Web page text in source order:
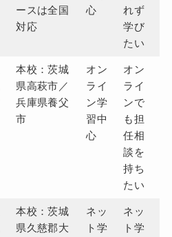
ースは全国
対応
心
れず
学び
たい
本校：茨城
県高萩市／
兵庫県養父
市
オン
ライ
ン学
習中
心
オン
ライ
ンで
も担
任相
談を
持ち
たい
本校：茨城
県久慈郡大
ネッ
ト学
ネッ
ト学